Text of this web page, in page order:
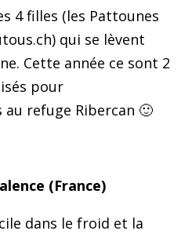
4 filles (les Pattounes
qui se lèvent
Cette année ce sont 2
pour
refuge Ribercan 🙂
(France)
dans le froid et la